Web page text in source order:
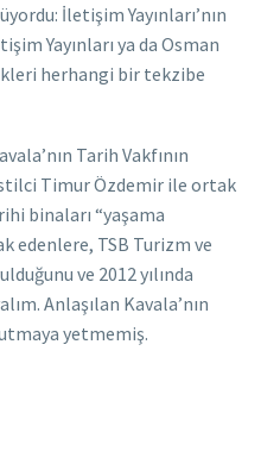
İletişim Yayınları’nın
Yayınları ya da Osman
herhangi bir tekzibe
Tarih Vakfının
Timur Özdemir ile ortak
binaları “yaşama
edenlere, TSB Turizm ve
ve 2012 yılında
Anlaşılan Kavala’nın
yetmemiş.